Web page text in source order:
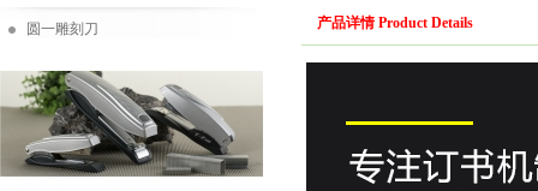
圆一雕刻刀 产品详情 Product Details